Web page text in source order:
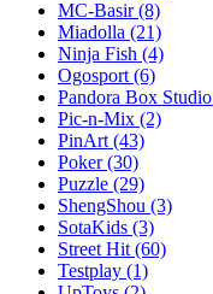
MC-Basir(8)
Miadolla (21)
Ninja Fish (4)
Ogosport (6)
Pandora Box Studio
Pic-n-Mix (2)
PinArt (43)
Poker(30)
Puzzle (29)
ShengShou (3)
SotaKids (3)
Street Hit (60)
Testplay (1)